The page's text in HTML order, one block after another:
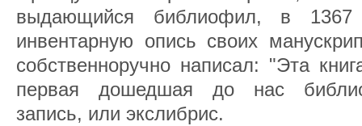
выдающийся библиофил, в 1367
инвентарную опись своих
собственноручно написал: "Эта
первая дошедшая до нас
запись, или экслибрис.